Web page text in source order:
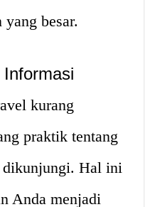
besar.
kurang
praktik tentang
dikunjungi. Hal ini
Anda menjadi